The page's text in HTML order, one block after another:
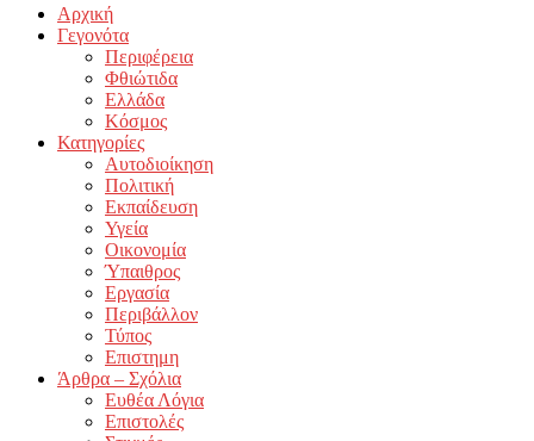
Facebook
Twitter
Instagram
Youtube
Email
Αρχική
Γεγονότα
Περιφέρεια
Φθιώτιδα
Ελλάδα
Κόσμος
Κατηγορίες
Αυτοδιοίκηση
Πολιτική
Εκπαίδευση
Υγεία
Οικονομία
Ύπαιθρος
Εργασία
Περιβάλλον
Τύπος
Επιστημη
Άρθρα – Σχόλια
Ευθέα Λόγια
Επιστολές